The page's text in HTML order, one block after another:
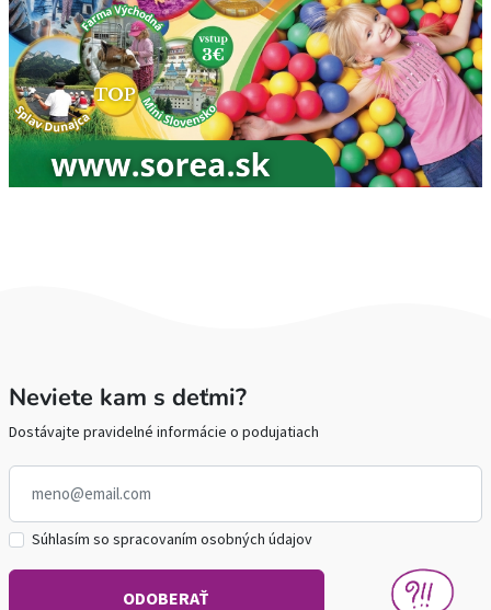
Neviete kam s deťmi?
Dostávajte pravidelné informácie o podujatiach
Súhlasím so spracovaním osobných údajov